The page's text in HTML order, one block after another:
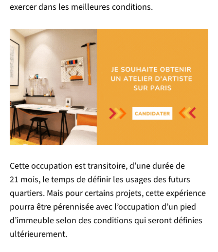
exercer dans les meilleures conditions.
Cette occupation est transitoire, d’une durée de
21 mois, le temps de définir les usages des futurs
quartiers. Mais pour certains projets, cette expérience
pourra être pérennisée avec l’occupation d’un pied
d’immeuble selon des conditions qui seront définies
ultérieurement.